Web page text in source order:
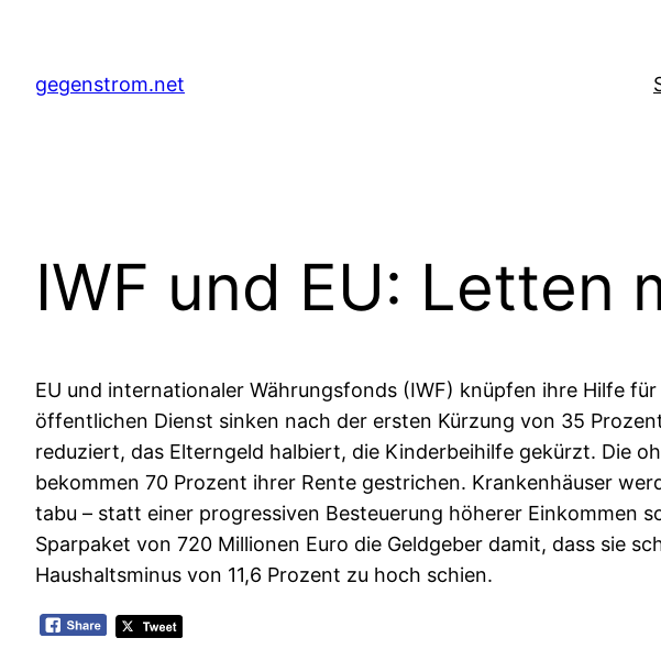
springen
gegenstrom.net
IWF und EU: Letten
EU und internationaler Währungsfonds (IWF) knüpfen ihre Hilfe
öffentlichen Dienst sinken nach der ersten Kürzung von 35
reduziert, das Elterngeld halbiert, die Kinderbeihilfe gekürzt. Die
bekommen 70 Prozent ihrer Rente gestrichen. Krankenhäuser
tabu – statt einer progressiven Besteuerung höherer Einkommen
Sparpaket von 720 Millionen Euro die Geldgeber damit, dass sie
Haushaltsminus von 11,6 Prozent zu hoch schien.